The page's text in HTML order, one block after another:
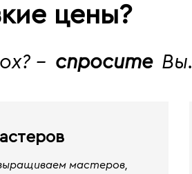
цены?
- спросите Вы.
мастеров,